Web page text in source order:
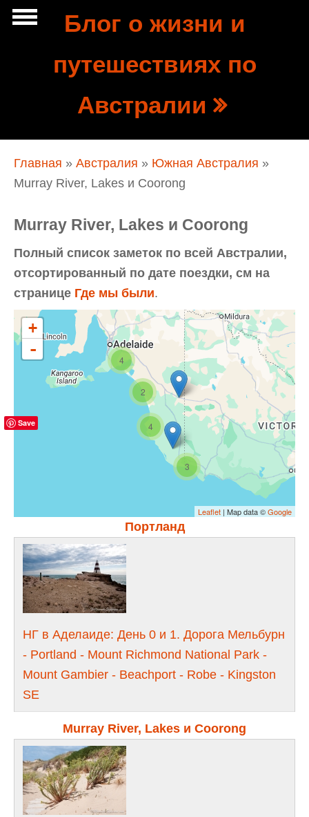
Перейти к основному содержанию
Блог о жизни и
путешествиях по
Австралии
Navigation
Вы здесь
Главная » Австралия » Южная Австралия »
Murray River, Lakes и Coorong
Murray River, Lakes и Coorong
Полный список заметок по всей Австралии,
отсортированный по дате поездки, см на
странице Где мы были.
4
3
2
4
+
-
Leaflet | Map data ©Google
Портланд
НГ в Аделаиде: День 0 и 1. Дорога Мельбурн
- Portland - Mount Richmond National Park -
Mount Gambier - Beachport - Robe - Kingston
SE
Murray River, Lakes и Coorong
Save